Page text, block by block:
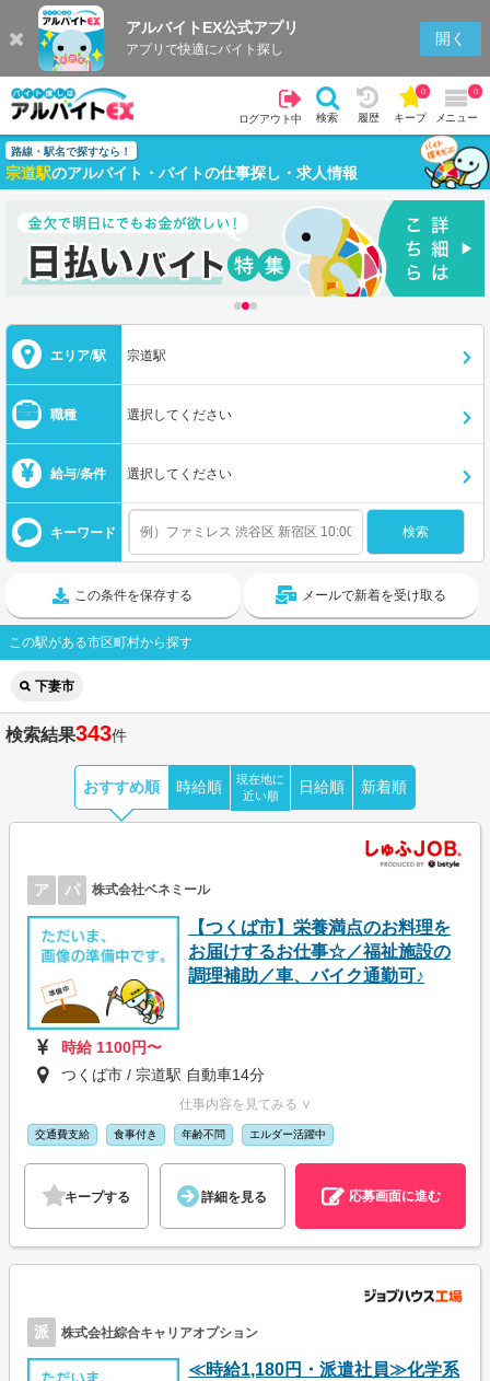
アルバイトEX公式アプリ
アプリで快適にバイト探し
開く
ログアウト中 検索 履歴 キープ
0
メニュー
0
路線・駅名で探すなら！
宗道駅のアルバイト・バイトの仕事探し・求人情報
エリア/駅 宗道駅
職種 選択してください
給与/条件 選択してください
キーワード
この条件を保存する メールで新着を受け取る
この駅がある市区町村から探す
下妻市
検索結果343件
おすすめ順 時給順
現在地に
近い順
日給順 新着順
ア パ 株式会社ベネミール
【つくば市】栄養満点のお料理を
お届けするお仕事☆／福祉施設の
調理補助／車、バイク通勤可♪
時給 1100円〜
つくば市 / 宗道駅 自動車14分
仕事内容を見てみる ∨
交通費支給 食事付き 年齢不問 エルダー活躍中
キープする 詳細を見る 応募画面に進む
派 株式会社綜合キャリアオプション
≪時給1,180円・派遣社員≫化学系